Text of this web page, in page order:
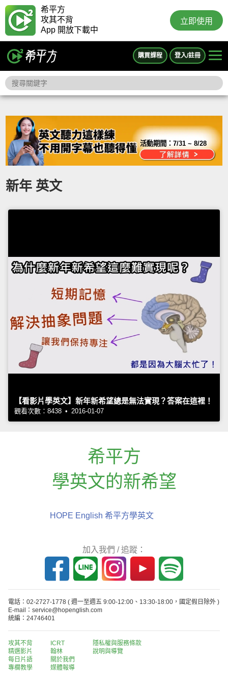
希平方
攻其不背
App 開放下載中
立即使用
購買課程 登入/註冊
活動期間：7/31 ~ 8/28
新年 英文
【看影片學英文】新年新希望總是無法實現？答案在這裡！
觀看次數：8438 • 2016-01-07
希平方
學英文的新希望
HOPE English 希平方學英文
加入我們 / 追蹤：
電話：02-2727-1778 ( 週一至週五 9:00-12:00、13:30-18:00，國定假日除外 )
E-mail：service@hopenglish.com
統編：24746401
攻其不背
精選影片
每日片語
專欄教學
ICRT
翰林
關於我們
媒體報導
隱私權與服務條款
說明與導覽